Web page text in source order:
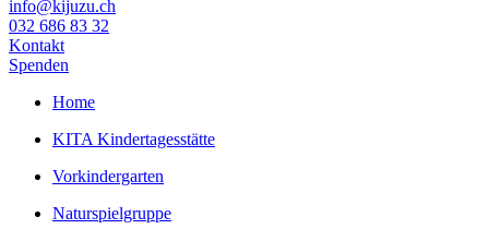
info@kijuzu.ch
032 686 83 32
Kontakt
Spenden
Home
KITA Kindertagesstätte
Vorkindergarten
Naturspielgruppe